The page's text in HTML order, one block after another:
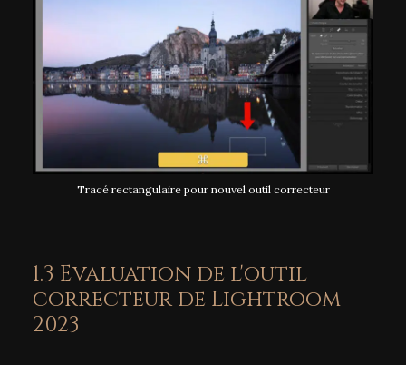
Tracé rectangulaire pour nouvel outil correcteur
1.3 Evaluation de l'outil
correcteur de Lightroom
2023